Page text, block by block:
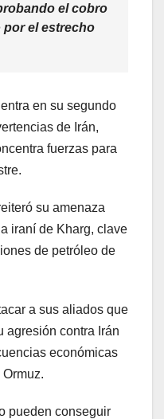
el cobro
por el estrecho
en su segundo
de Irán,
fuerzas para
su amenaza
iraní de Kharg, clave
de petróleo de
a sus aliados que
agresión contra Irán
económicas
pueden conseguir